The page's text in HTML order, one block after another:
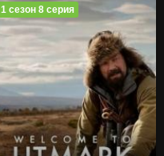
1 сезон 8 серия